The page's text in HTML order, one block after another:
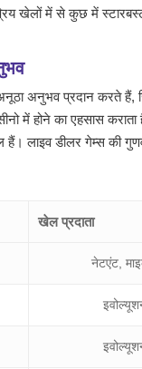
खेलों में से कुछ में
अनुभव प्रदान करते
में होने का एहसास
लाइव डीलर गेम्स की
खेल प्रदाता
नेटएंट,